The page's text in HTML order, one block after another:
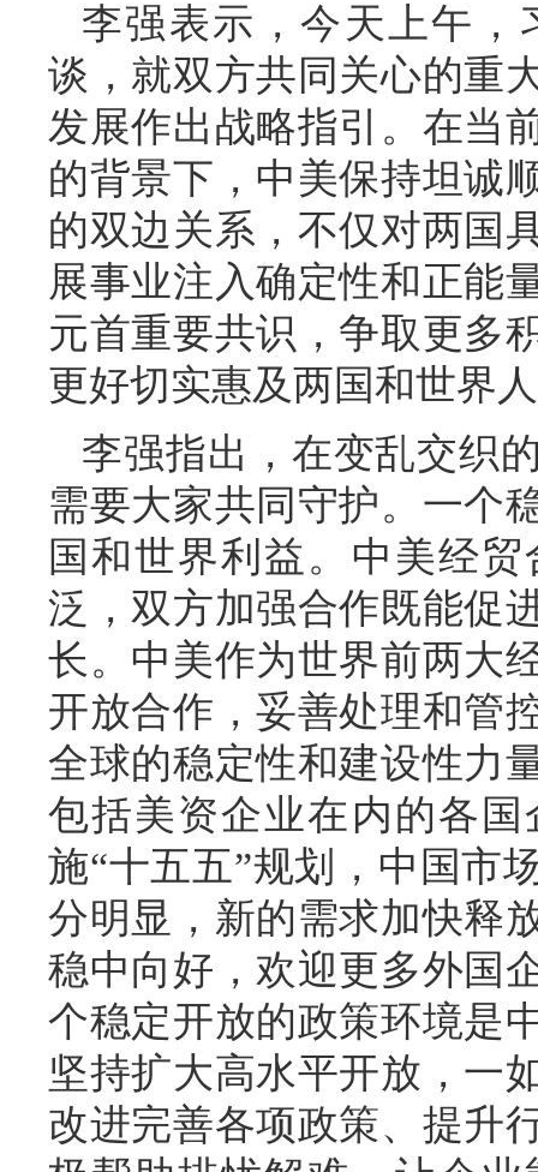
李强表示，今天上午，
谈，就双方共同关心的重
发展作出战略指引。在当
的背景下，中美保持坦诚
的双边关系，不仅对两国
展事业注入确定性和正能
元首重要共识，争取更多
更好切实惠及两国和世界
李强指出，在变乱交织
需要大家共同守护。一个
国和世界利益。中美经
泛，双方加强合作既能促
长。中美作为世界前两大
开放合作，妥善处理和管
全球的稳定性和建设性力
包括美资企业在内的各
施“十五五”规划，中国市
分明显，新的需求加快释
稳中向好，欢迎更多外国
个稳定开放的政策环境是
坚持扩大高水平开放，一
改进完善各项政策、提升